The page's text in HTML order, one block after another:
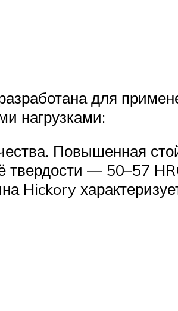
для
нагрузками:
Повышенная
твердости — 50–57
Hickory